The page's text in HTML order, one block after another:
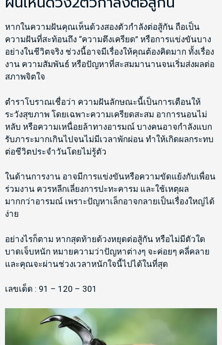
หากในความฝันคุณเห็นด้วงสองตัวกำลังต่อสู้กัน ถือเป็น
ความฝันที่สะท้อนถึง “ความตึงเครียด” หรือการแข่งขันบาง
อย่างในชีวิตจริง ช่วงนี้อาจมีเรื่องให้คุณต้องคิดมาก ทั้งเรื่อง
งาน ความสัมพันธ์ หรือปัญหาที่สะสมมานานจนเริ่มส่งผลต่อ
สภาพจิตใจ
ตำราโบราณเชื่อว่า ความฝันลักษณะนี้เป็นการเตือนให้
ระวังสุขภาพ โดยเฉพาะความเครียดสะสม อาการนอนไม่
หลับ หรือความเหนื่อยล้าทางอารมณ์ บางคนอาจกำลังแบก
รับภาระมากเกินไปจนไม่มีเวลาพักผ่อน ทำให้เกิดผลกระทบ
ต่อชีวิตประจำวันโดยไม่รู้ตัว
ในด้านการงาน อาจมีการแข่งขันหรือความขัดแย้งกับเพื่อน
ร่วมงาน ควรหลีกเลี่ยงการปะทะคารม และใช้เหตุผล
มากกว่าอารมณ์ เพราะปัญหาเล็กอาจกลายเป็นเรื่องใหญ่ได้
ง่าย
อย่างไรก็ตาม หากสุดท้ายด้วงหยุดต่อสู้กัน หรือไม่มีตัวใด
บาดเจ็บหนัก หมายความว่าปัญหาต่างๆ จะค่อยๆ คลี่คลาย
และคุณจะผ่านช่วงเวลาหนักใจนี้ไปได้ในที่สุด
เลขเด็ด : 91 – 120 – 301